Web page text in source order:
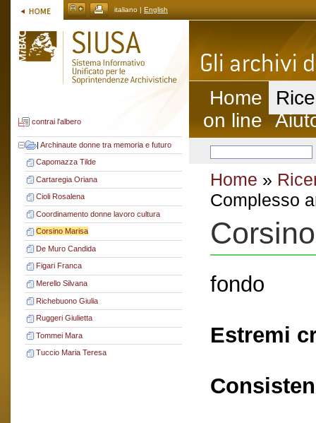
italiano | English
contrai l'albero
| Archinaute donne tra memoria e futuro
Capomazza Tilde
Cartaregia Oriana
Cioli Rosalena
Coordinamento donne lavoro cultura
Corsino Marisa
De Muro Candida
Figari Franca
Merello Silvana
Richebuono Giulia
Ruggeri Giulietta
Tommei Mara
Tuccio Maria Teresa
Home
on line
Home »
Complesso
fondo
Estremi